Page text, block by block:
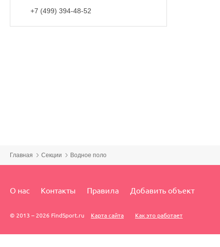
+7 (499) 394-48-52
Главная Секции Водное поло
О нас Контакты Правила Добавить объект
© 2013 – 2026 FindSport.ru Карта сайта Как это работает